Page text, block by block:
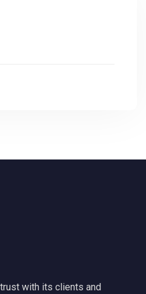
with its clients and